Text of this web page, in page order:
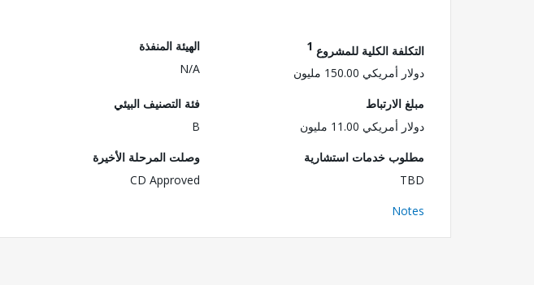
التكلفة الكلية للمشروع 1
دولار أمريكي 150.00 مليون
الهيئة المنفذة
N/A
مبلغ الارتباط
دولار أمريكي 11.00 مليون
فئة التصنيف البيئي
B
مطلوب خدمات استشارية
TBD
وصلت المرحلة الأخيرة
CD Approved
Notes